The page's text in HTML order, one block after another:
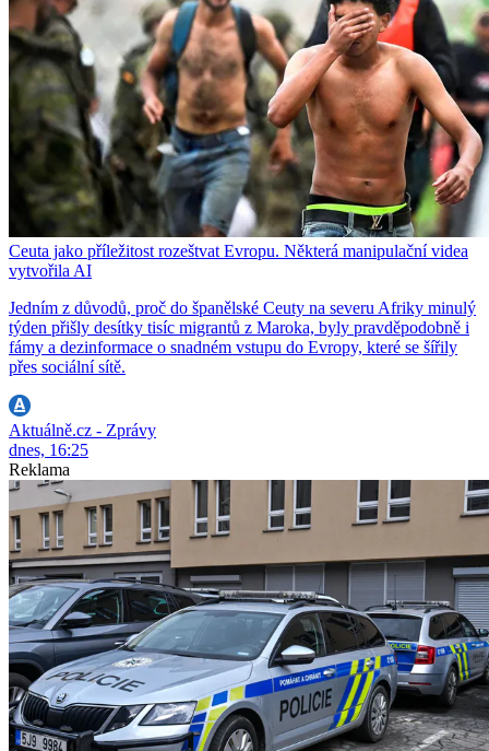
Ceuta jako příležitost rozeštvat Evropu. Některá manipulační videa
vytvořila AI
Jedním z důvodů, proč do španělské Ceuty na severu Afriky minulý
týden přišly desítky tisíc migrantů z Maroka, byly pravděpodobně i
fámy a dezinformace o snadném vstupu do Evropy, které se šířily
přes sociální sítě.
Aktuálně.cz - Zprávy
dnes, 16:25
Reklama